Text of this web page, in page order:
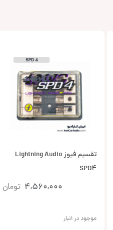
تقسیم فیوز Lightning Audio
SPD4
4,560,000 تومان
موجود در انبار